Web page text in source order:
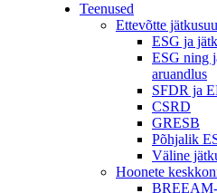
Teenused
Ettevõtte
ESG ja
ESG ning
aruandlus
SFDR ja
CSRD
GRESB
Põhjalik
Väline
Hoonete
BREEAM-